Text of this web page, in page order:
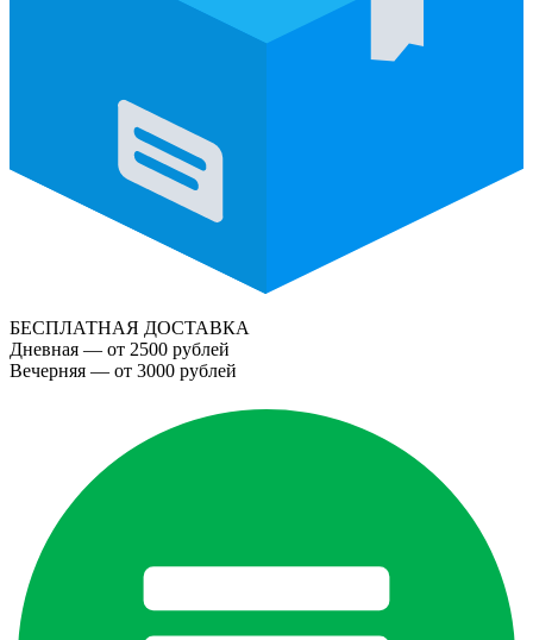
БЕСПЛАТНАЯ ДОСТАВКА
Дневная — от 2500 рублей
Вечерняя — от 3000 рублей